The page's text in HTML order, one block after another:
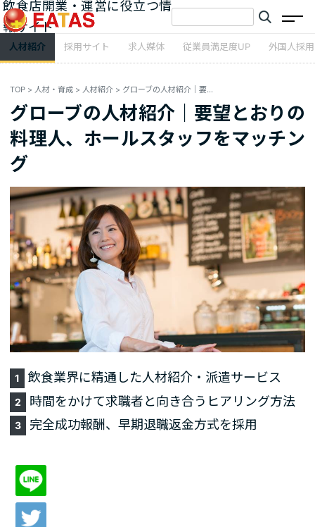
飲食店開業・運営に役立つ情
報サイト
人材紹介 採用サイト 求人媒体 従業員満足度UP 外国人採用
TOP > 人材・育成 > 人材紹介 > グローブの人材紹介｜要望とおりの料理人、ホールスタッフをマッチング
グローブの人材紹介｜要望とおりの
料理人、ホールスタッフをマッチン
グ
1 飲食業界に精通した人材紹介・派遣サービス
2 時間をかけて求職者と向き合うヒアリング方法
3 完全成功報酬、早期退職返金方式を採用